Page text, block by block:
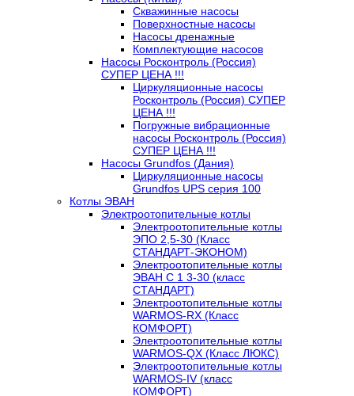
Скважинные насосы
Поверхностные насосы
Насосы дренажные
Комплектующие насосов
Насосы Росконтроль (Россия)
СУПЕР ЦЕНА !!!
Циркуляционные насосы
Росконтроль (Россия) СУПЕР
ЦЕНА !!!
Погружные вибрационные
насосы Росконтроль (Россия)
СУПЕР ЦЕНА !!!
Насосы Grundfos (Дания)
Циркуляционные насосы
Grundfos UPS серия 100
Котлы ЭВАН
Электроотопительные котлы
Электроотопительные котлы
ЭПО 2,5-30 (Класс
СТАНДАРТ-ЭКОНОМ)
Электроотопительные котлы
ЭВАН С 1 3-30 (класс
СТАНДАРТ)
Электроотопительные котлы
WARMOS-RX (Класс
КОМФОРТ)
Электроотопительные котлы
WARMOS-QX (Класс ЛЮКС)
Электроотопительные котлы
WARMOS-IV (класс
КОМФОРТ)